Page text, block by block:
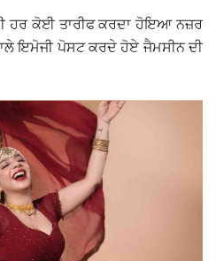
ਹਰ ਕੋਈ ਤਾਰੀਫ ਕਰਦਾ ਹੋਇਆ ਨਜ਼ਰ
ਇਮੋਜੀ ਪੋਸਟ ਕਰਦੇ ਹੋਏ ਜੈਮਸੀਨ ਦੀ